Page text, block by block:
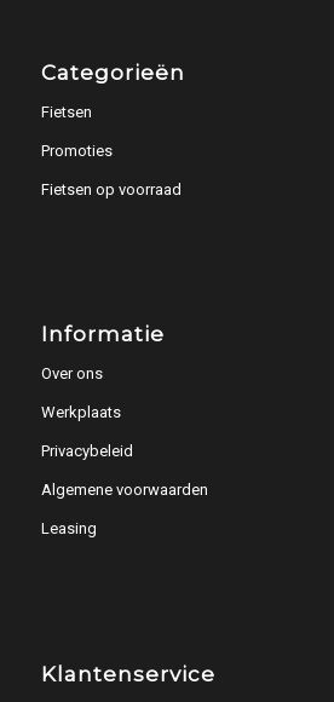
Categorieën
Fietsen
Promoties
Fietsen op voorraad
Informatie
Over ons
Werkplaats
Privacybeleid
Algemene voorwaarden
Leasing
Klantenservice